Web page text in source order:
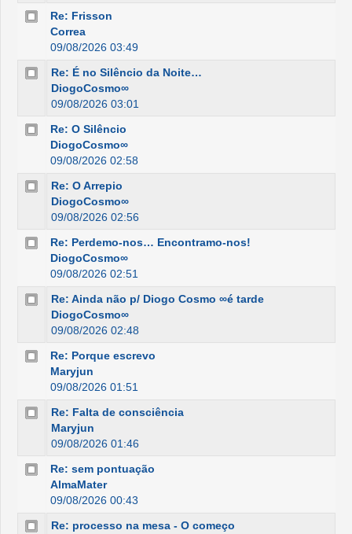
Re: Frisson
Correa
09/08/2026 03:49
Re: É no Silêncio da Noite…
DiogoCosmo∞
09/08/2026 03:01
Re: O Silêncio
DiogoCosmo∞
09/08/2026 02:58
Re: O Arrepio
DiogoCosmo∞
09/08/2026 02:56
Re: Perdemo-nos… Encontramo-nos!
DiogoCosmo∞
09/08/2026 02:51
Re: Ainda não p/ Diogo Cosmo ∞é tarde
DiogoCosmo∞
09/08/2026 02:48
Re: Porque escrevo
Maryjun
09/08/2026 01:51
Re: Falta de consciência
Maryjun
09/08/2026 01:46
Re: sem pontuação
AlmaMater
09/08/2026 00:43
Re: processo na mesa - O começo